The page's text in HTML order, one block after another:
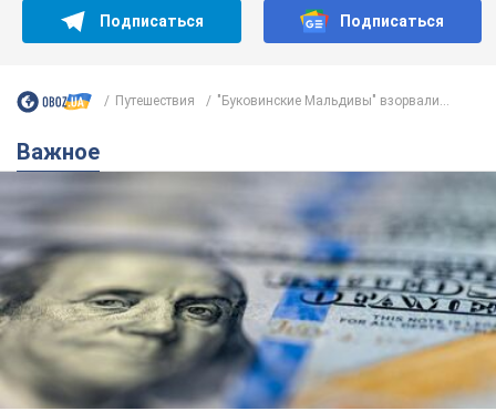
Подписаться Подписаться
Путешествия "Буковинские Мальдивы" взорвали...
Важное